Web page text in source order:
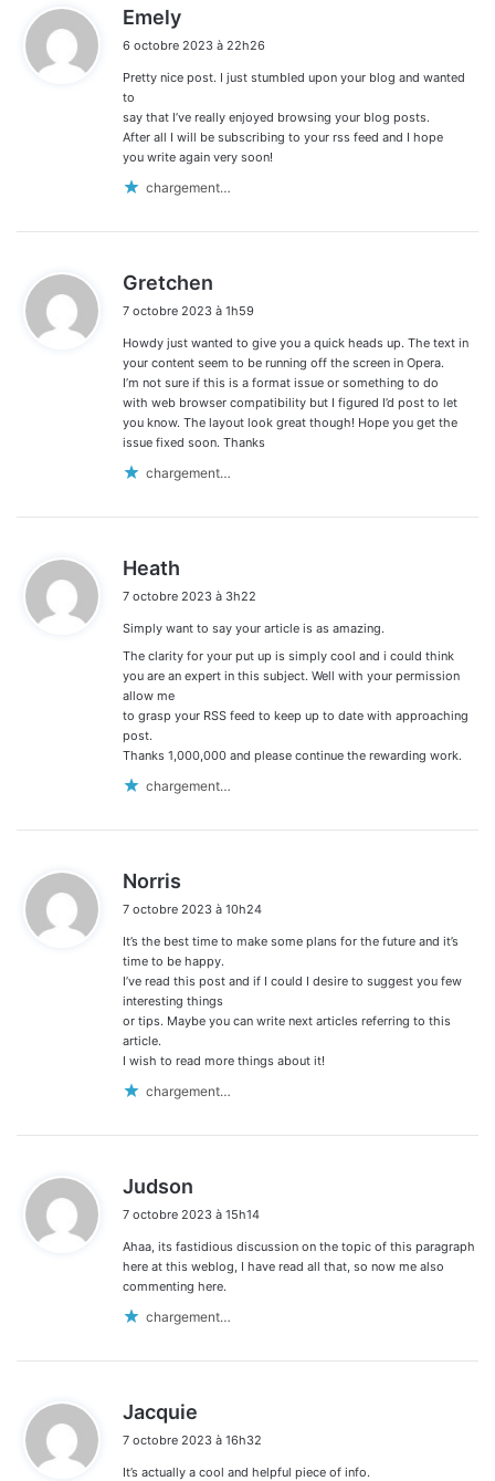
Emely
t
6 octobre 2023 à 22h26
Pretty nice post. I just stumbled upon your blog and wanted
to
say that I’ve really enjoyed browsing your blog posts.
After all I will be subscribing to your rss feed and I hope
you write again very soon!
chargement…
Gretchen
t
:
7 octobre 2023 à 1h59
Howdy just wanted to give you a quick heads up. The text in
your content seem to be running off the screen in Opera.
I’m not sure if this is a format issue or something to do
with web browser compatibility but I figured I’d post to let
you know. The layout look great though! Hope you get the
issue fixed soon. Thanks
chargement…
Heath
t
7 octobre 2023 à 3h22
Simply want to say your article is as amazing.
The clarity for your put up is simply cool and i could think
you are an expert in this subject. Well with your permission
allow me
to grasp your RSS feed to keep up to date with approaching
post.
Thanks 1,000,000 and please continue the rewarding work.
chargement…
Norris
t
7 octobre 2023 à 10h24
It’s the best time to make some plans for the future and it’s
time to be happy.
I’ve read this post and if I could I desire to suggest you few
interesting things
or tips. Maybe you can write next articles referring to this
article.
I wish to read more things about it!
chargement…
Judson
t
:
7 octobre 2023 à 15h14
Ahaa, its fastidious discussion on the topic of this paragraph
here at this weblog, I have read all that, so now me also
commenting here.
chargement…
Jacquie
t
7 octobre 2023 à 16h32
It’s actually a cool and helpful piece of info.